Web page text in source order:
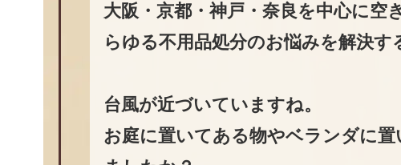
大阪・京都・神戸・奈良を中心に空
らゆる不用品処分のお悩みを解決す
台風が近づいていますね。
お庭に置いてある物やベランダに